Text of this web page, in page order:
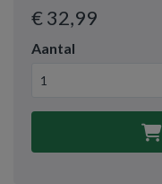
€ 32,99
Aantal